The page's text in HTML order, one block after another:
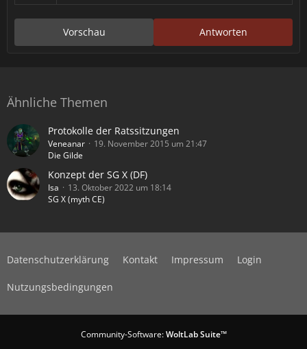
Antworten
Vorschau
Ähnliche Themen
Protokolle der Ratssitzungen
Veneanar
19. November 2015 um 21:47
Die Gilde
Konzept der SG X (DF)
Isa
13. Oktober 2022 um 18:14
SG X (myth CE)
Datenschutzerklärung Kontakt Impressum Login
Nutzungsbedingungen
Community-Software:WoltLab Suite™